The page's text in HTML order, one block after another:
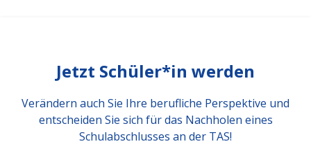
Jetzt Schüler*in werden
Verändern auch Sie Ihre berufliche Perspektive und
entscheiden Sie sich für das Nachholen eines
Schulabschlusses an der TAS!